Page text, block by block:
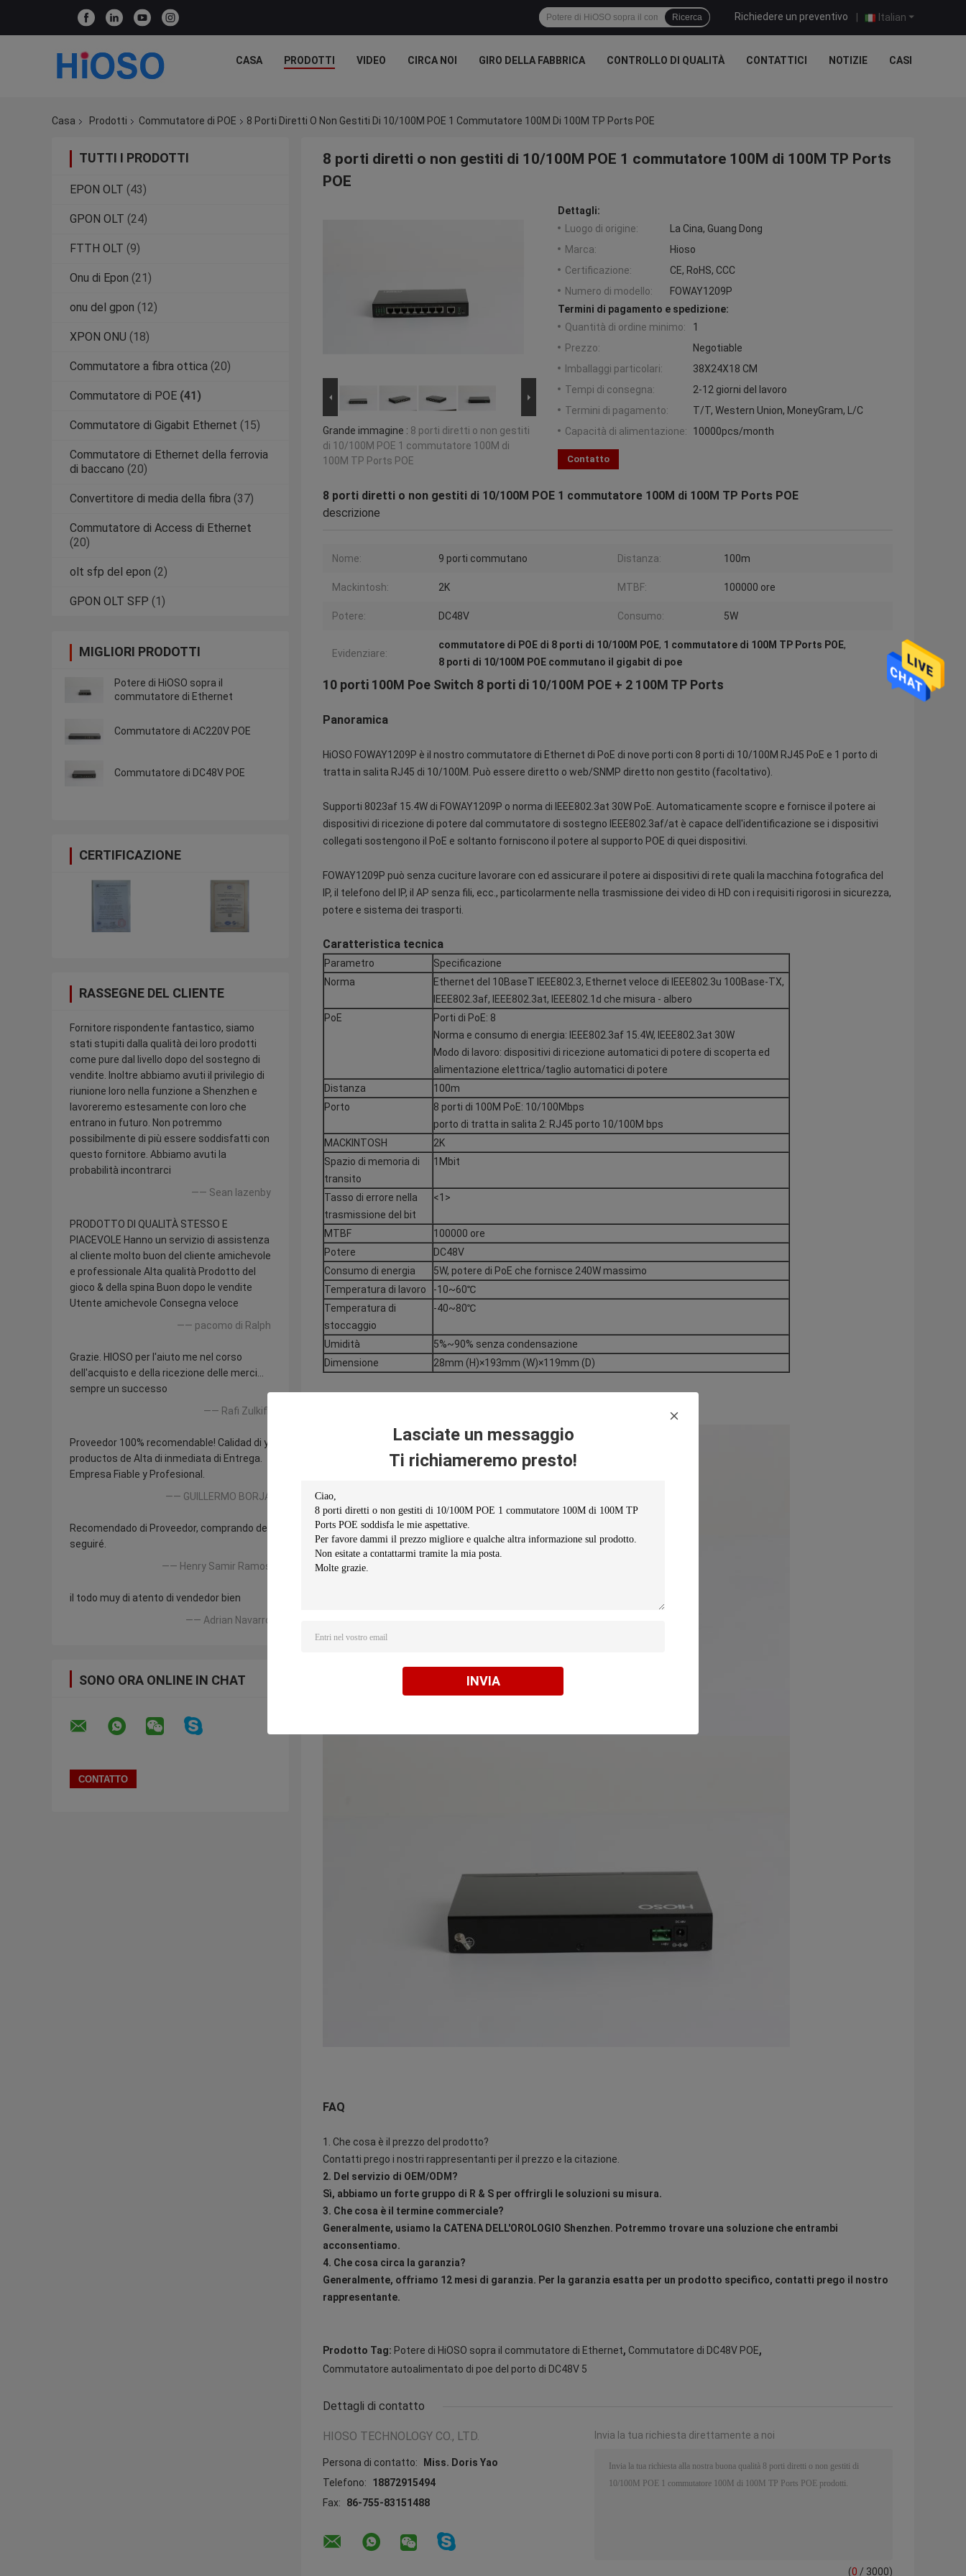
Lasciate un messaggio
Ti richiameremo presto!
INVIA
Italian
Richiedere un preventivo |
Ricerca
CASA PRODOTTI VIDEO CIRCA NOI GIRO DELLA FABBRICA CONTROLLO DI QUALITÀ CONTATTICI NOTIZIE CASI
Casa Prodotti Commutatore di POE 8 Porti Diretti O Non Gestiti Di 10/100M POE 1 Commutatore 100M Di 100M TP Ports POE
TUTTI I PRODOTTI
EPON OLT (43)
GPON OLT (24)
FTTH OLT (9)
Onu di Epon (21)
onu del gpon (12)
XPON ONU (18)
Commutatore a fibra ottica (20)
Commutatore di POE (41)
Commutatore di Gigabit Ethernet (15)
Commutatore di Ethernet della ferrovia
di baccano (20)
Convertitore di media della fibra (37)
Commutatore di Access di Ethernet
(20)
olt sfp del epon (2)
GPON OLT SFP (1)
MIGLIORI PRODOTTI
Potere di HiOSO sopra il
commutatore di Ethernet
Commutatore di AC220V POE
Commutatore di DC48V POE
CERTIFICAZIONE
RASSEGNE DEL CLIENTE
Fornitore rispondente fantastico, siamo
stati stupiti dalla qualità dei loro prodotti
come pure dal livello dopo del sostegno di
vendite. Inoltre abbiamo avuti il privilegio di
riunione loro nella funzione a Shenzhen e
lavoreremo estesamente con loro che
entrano in futuro. Non potremmo
possibilmente di più essere soddisfatti con
questo fornitore. Abbiamo avuti la
probabilità incontrarci
—— Sean lazenby
PRODOTTO DI QUALITÀ STESSO E
PIACEVOLE Hanno un servizio di assistenza
al cliente molto buon del cliente amichevole
e professionale Alta qualità Prodotto del
gioco & della spina Buon dopo le vendite
Utente amichevole Consegna veloce
—— pacomo di Ralph
Grazie. HIOSO per l'aiuto me nel corso
dell'acquisto e della ricezione delle merci…
sempre un successo
—— Rafi Zulkifli
Proveedor 100% recomendable! Calidad di y
productos de Alta di inmediata di Entrega.
Empresa Fiable y Profesional.
—— GUILLERMO BORJA
Recomendado di Proveedor, comprando del
seguiré.
—— Henry Samir Ramos
il todo muy di atento di vendedor bien
—— Adrian Navarro
SONO ORA ONLINE IN CHAT
8 porti diretti o non gestiti di 10/100M POE 1 commutatore 100M di 100M TP Ports
POE
Grande immagine : 8 porti diretti o non gestiti
di 10/100M POE 1 commutatore 100M di
100M TP Ports POE
Dettagli:
Luogo di origine:
La Cina, Guang Dong
Marca:
Hioso
Certificazione:
CE, RoHS, CCC
Numero di modello:
FOWAY1209P
Termini di pagamento e spedizione:
Quantità di ordine minimo:
1
Prezzo:
Negotiable
Imballaggi particolari:
38X24X18 CM
Tempi di consegna:
2-12 giorni del lavoro
Termini di pagamento:
T/T, Western Union, MoneyGram, L/C
Capacità di alimentazione:
10000pcs/month
Contatto
8 porti diretti o non gestiti di 10/100M POE 1 commutatore 100M di 100M TP Ports POE
descrizione
Nome: 9 porti commutano Distanza: 100m
Mackintosh: 2K MTBF: 100000 ore
Potere: DC48V Consumo: 5W
Evidenziare:
commutatore di POE di 8 porti di 10/100M POE, 1 commutatore di 100M TP Ports POE,
8 porti di 10/100M POE commutano il gigabit di poe
10 porti 100M Poe Switch 8 porti di 10/100M POE + 2 100M TP Ports
Panoramica
HiOSO FOWAY1209P è il nostro commutatore di Ethernet di PoE di nove porti con 8 porti di 10/100M RJ45 PoE e 1 porto di
tratta in salita RJ45 di 10/100M. Può essere diretto o web/SNMP diretto non gestito (facoltativo).
Supporti 8023af 15.4W di FOWAY1209P o norma di IEEE802.3at 30W PoE. Automaticamente scopre e fornisce il potere ai
dispositivi di ricezione di potere dal commutatore di sostegno IEEE802.3af/at è capace dell'identificazione se i dispositivi
collegati sostengono il PoE e soltanto forniscono il potere al supporto POE di quei dispositivi.
FOWAY1209P può senza cuciture lavorare con ed assicurare il potere ai dispositivi di rete quali la macchina fotografica del
IP, il telefono del IP, il AP senza fili, ecc., particolarmente nella trasmissione dei video di HD con i requisiti rigorosi in sicurezza,
potere e sistema dei trasporti.
Caratteristica tecnica
Parametro
Specificazione
Norma
Ethernet del 10BaseT IEEE802.3, Ethernet veloce di IEEE802.3u 100Base-TX,
IEEE802.3af, IEEE802.3at, IEEE802.1d che misura - albero
PoE
Porti di PoE: 8
Norma e consumo di energia: IEEE802.3af 15.4W, IEEE802.3at 30W
Modo di lavoro: dispositivi di ricezione automatici di potere di scoperta ed
alimentazione elettrica/taglio automatici di potere
Distanza
100m
Porto
8 porti di 100M PoE: 10/100Mbps
porto di tratta in salita 2: RJ45 porto 10/100M bps
MACKINTOSH
2K
Spazio di memoria di
transito
1Mbit
Tasso di errore nella
trasmissione del bit
<1>
MTBF
100000 ore
Potere
DC48V
Consumo di energia
5W, potere di PoE che fornisce 240W massimo
Temperatura di lavoro
-10~60℃
Temperatura di
stoccaggio
-40~80℃
Umidità
5%~90% senza condensazione
Dimensione
28mm (H)×193mm (W)×119mm (D)
FAQ
1. Che cosa è il prezzo del prodotto?
Contatti prego i nostri rappresentanti per il prezzo e la citazione.
2. Del servizio di OEM/ODM?
Sì, abbiamo un forte gruppo di R & S per offrirgli le soluzioni su misura.
3. Che cosa è il termine commerciale?
Generalmente, usiamo la CATENA DELL'OROLOGIO Shenzhen. Potremmo trovare una soluzione che entrambi
acconsentiamo.
4. Che cosa circa la garanzia?
Generalmente, offriamo 12 mesi di garanzia. Per la garanzia esatta per un prodotto specifico, contatti prego il nostro
rappresentante.
Prodotto Tag: Potere di HiOSO sopra il commutatore di Ethernet, Commutatore di DC48V POE,
Commutatore autoalimentato di poe del porto di DC48V 5
Dettagli di contatto
HIOSO TECHNOLOGY CO., LTD.
Persona di contatto:
Miss. Doris Yao
Telefono:
18872915494
Fax:
86-755-83151488
Invia la tua richiesta direttamente a noi
(0 / 3000)